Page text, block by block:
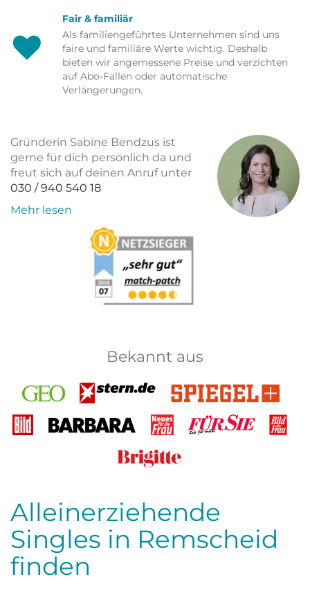
Fair & familiär
Als familiengeführtes Unternehmen sind uns
faire und familiäre Werte wichtig. Deshalb
bieten wir angemessene Preise und verzichten
auf Abo-Fallen oder automatische
Verlängerungen.
Gründerin Sabine Bendzus ist
gerne für dich persönlich da und
freut sich auf deinen Anruf unter
030 / 940 540 18
Mehr lesen
Bekannt aus
GEO Stern Spiegel+
Bild Barbara
Neues
für
die
Frau
Für Sie
Bild
der
Brigitte
Alleinerziehende
Singles in Remscheid
finden